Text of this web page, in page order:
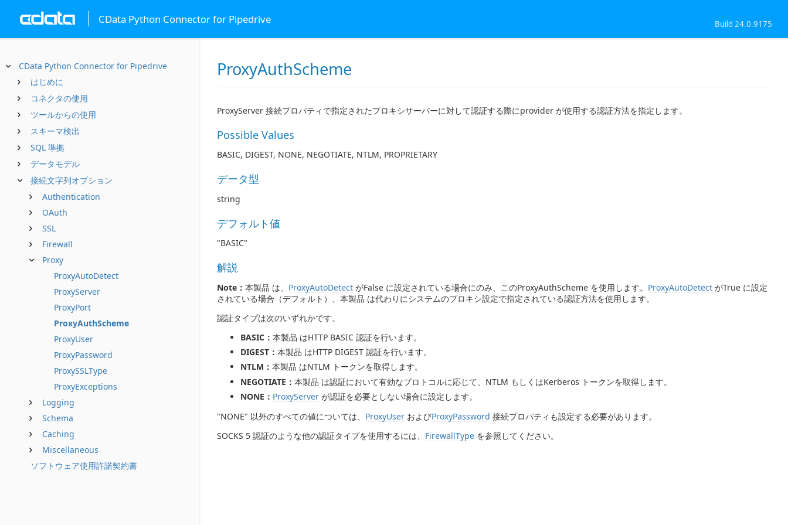
CData Python Connector for Pipedrive Build 24.0.9175
CData Python Connector for Pipedrive
はじめに
コネクタの使用
ツールからの使用
スキーマ検出
SQL 準拠
データモデル
接続文字列オプション
Authentication
OAuth
SSL
Firewall
Proxy
ProxyAutoDetect
ProxyServer
ProxyPort
ProxyAuthScheme
ProxyUser
ProxyPassword
ProxySSLType
ProxyExceptions
Logging
Schema
Caching
Miscellaneous
ソフトウェア使用許諾契約書
ProxyAuthScheme
ProxyServer 接続プロパティで指定されたプロキシサーバーに対して認証する際にprovider が使用する認証方法を指定します。
Possible Values
BASIC, DIGEST, NONE, NEGOTIATE, NTLM, PROPRIETARY
データ型
string
デフォルト値
"BASIC"
解説
Note： 本製品 は、 ProxyAutoDetect がFalse に設定されている場合にのみ、このProxyAuthScheme を使用します。 ProxyAutoDetect がTrue に設定
されている場合（デフォルト）、本製品 は代わりにシステムのプロキシ設定で指定されている認証方法を使用します。
認証タイプは次のいずれかです。
BASIC： 本製品 はHTTP BASIC 認証を行います。
DIGEST： 本製品 はHTTP DIGEST 認証を行います。
NTLM： 本製品 はNTLM トークンを取得します。
NEGOTIATE： 本製品 は認証において有効なプロトコルに応じて、NTLM もしくはKerberos トークンを取得します。
NONE： ProxyServer が認証を必要としない場合に設定します。
"NONE" 以外のすべての値については、 ProxyUser およびProxyPassword 接続プロパティも設定する必要があります。
SOCKS 5 認証のような他の認証タイプを使用するには、 FirewallType を参照してください。